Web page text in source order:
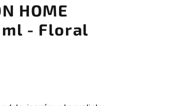
HOME
ml - Floral